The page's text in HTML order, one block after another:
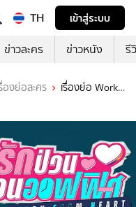
TH
เข้าสู่ระบบ
ข่าวละคร ข่าวหนัง รี
องย่อละคร
เรื่องย่อ Work